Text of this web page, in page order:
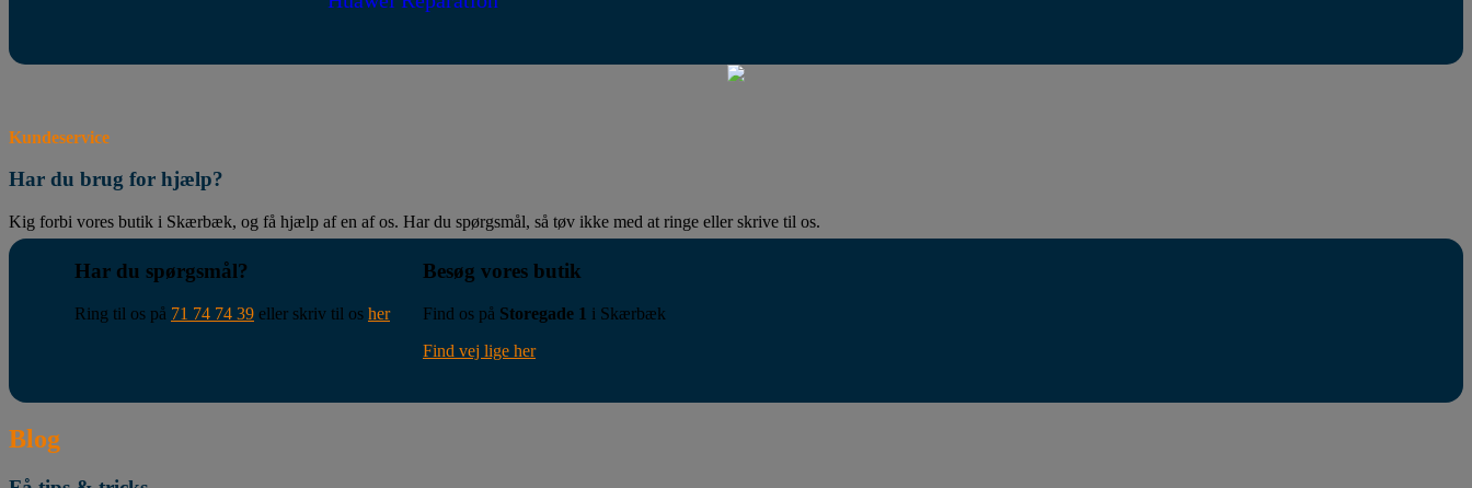
Kundeservice
Har du brug for hjælp?
Kig forbi vores butik i Skærbæk, og få hjælp af en af os. Har du spørgsmål, så tøv ikke med at ringe eller skrive til os.
Har du spørgsmål?
Ring til os på 71 74 74 39 eller skriv til os her
Besøg vores butik
Find os på Storegade 1 i Skærbæk
Find vej lige her
Blog